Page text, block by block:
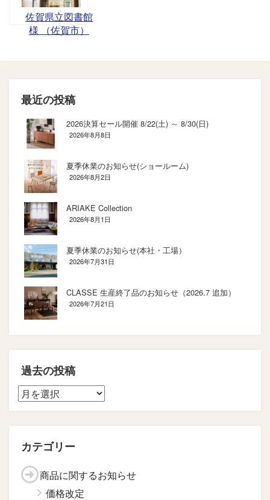
佐賀県立図書館
様 （佐賀市）
最近の投稿
2026決算セール開催 8/22(土) ～ 8/30(日)
2026年8月8日
夏季休業のお知らせ(ショールーム)
2026年8月2日
ARIAKE Collection
2026年8月1日
夏季休業のお知らせ(本社・工場）
2026年7月31日
CLASSE 生産終了品のお知らせ（2026.7 追加）
2026年7月21日
過去の投稿
カテゴリー
商品に関するお知らせ
価格改定